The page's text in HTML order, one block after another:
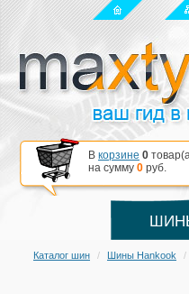
В корзине 0
на сумму 0 руб.
Каталог шин Шины Hankook